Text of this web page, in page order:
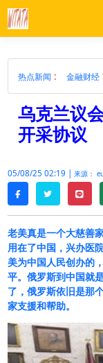
热点新闻 : 金融财经
乌克兰议
开采协议
05/08/25 02:19 | 来源：
facebooktwitterline
老美真是一个大慈善
用在了中国，兴办医
美为中国人民创办的
平。俄罗斯到中国就
了，俄罗斯依旧是那
家支援和帮助。